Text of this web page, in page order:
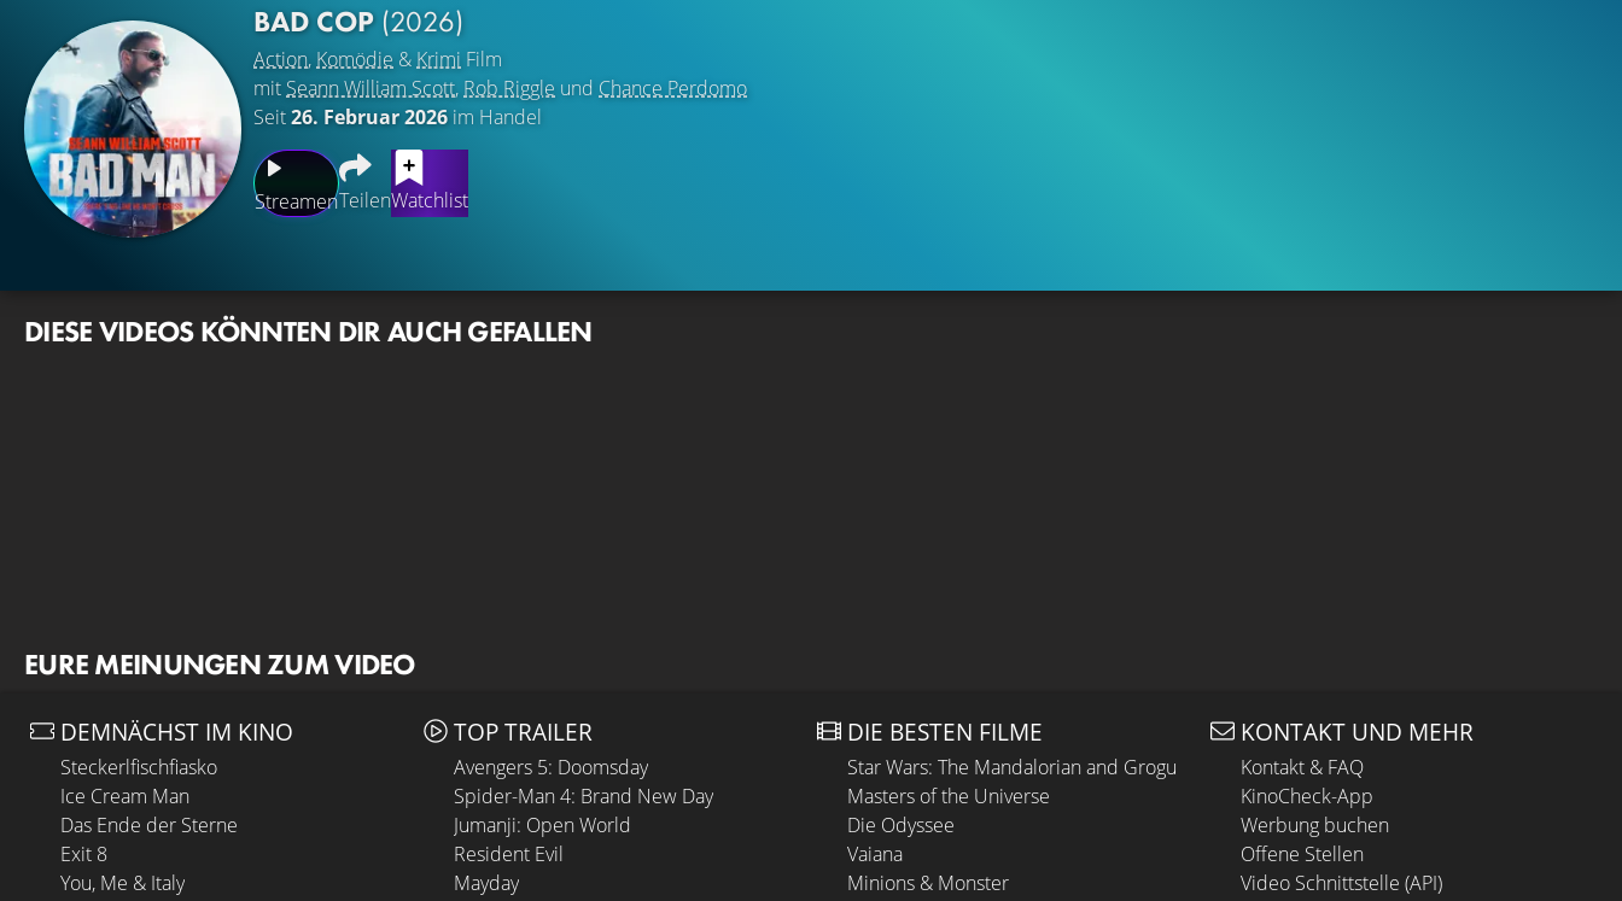
BAD COP (2026)
Action, Komödie & Krimi Film
mit Seann William Scott, Rob Riggle und Chance Perdomo
Seit26. Februar 2026im Handel
StreamenTeilenWatchlist
DIESE VIDEOS KÖNNTEN DIR AUCH GEFALLEN
EURE MEINUNGEN ZUM VIDEO
DEMNÄCHST IM KINO
Steckerlfischfiasko
Ice Cream Man
Das Ende der Sterne
Exit 8
You, Me & Italy
TOP TRAILER
Avengers 5: Doomsday
Spider-Man 4: Brand New Day
Jumanji: Open World
Resident Evil
Mayday
DIE BESTEN FILME
Star Wars: The Mandalorian and Grogu
Masters of the Universe
Die Odyssee
Vaiana
Minions & Monster
KONTAKT UND MEHR
Kontakt & FAQ
KinoCheck-App
Werbung buchen
Offene Stellen
Video Schnittstelle (API)